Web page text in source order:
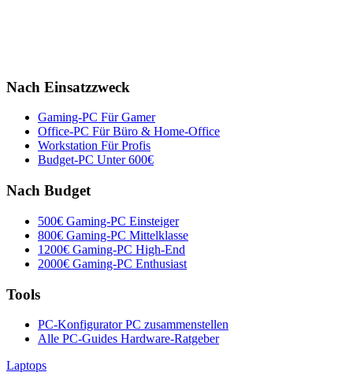
Nach Einsatzzweck
Gaming-PC Für Gamer
Office-PC Für Büro & Home-Office
Workstation Für Profis
Budget-PC Unter 600€
Nach Budget
500€ Gaming-PC Einsteiger
800€ Gaming-PC Mittelklasse
1200€ Gaming-PC High-End
2000€ Gaming-PC Enthusiast
Tools
PC-KonfiguratorPC zusammenstellen
Alle PC-Guides Hardware-Ratgeber
Laptops